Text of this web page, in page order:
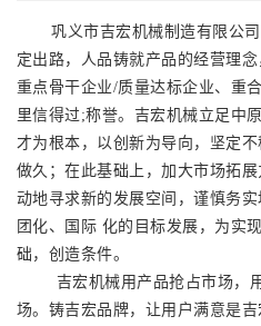
巩义市吉宏机械制造有限公司
定出路，人品铸就产品的经营理
重点骨干企业/质量达标企业、重
里信得过;称誉。吉宏机械立足中
才为根本，以创新为导向，坚定
做久；在此基础上，加大市场拓
动地寻求新的发展空间，谨慎务
团化、国际 化的目标发展，为实
础，创造条件。
吉宏机械用产品抢占市场，用
场。铸吉宏品牌，让用户满意是吉